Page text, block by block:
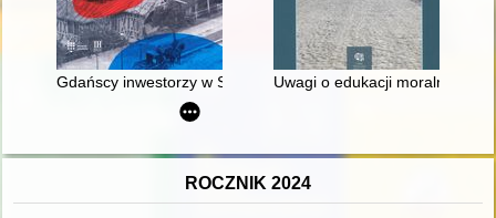
Gdańscy inwestorzy w Sopocie : prestiż finansowy i
Uwagi o edukacji moralnej
ROCZNIK 2024